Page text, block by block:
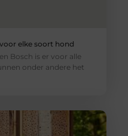
elke soort hond
Bosch is er voor alle
onder andere het